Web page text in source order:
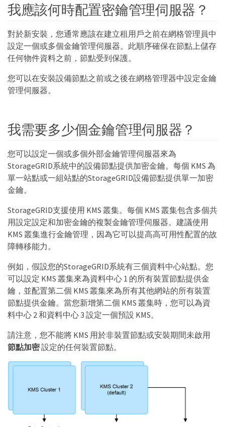
我應該何時配置密鑰管理伺服器？
對於新安裝，您通常應該在建立租用戶之前在網格管理員中
設定一個或多個金鑰管理伺服器。此順序確保在節點上儲存
任何物件資料之前，節點受到保護。
您可以在安裝設備節點之前或之後在網格管理器中設定金鑰
管理伺服器。
我需要多少個金鑰管理伺服器？
您可以設定一個或多個外部金鑰管理伺服器來為
StorageGRID系統中的設備節點提供加密金鑰。每個 KMS 為
單一站點或一組站點的StorageGRID設備節點提供單一加密
金鑰。
StorageGRID支援使用 KMS 叢集。每個 KMS 叢集包含多個共
用設定設定和加密金鑰的複製金鑰管理伺服器。建議使用
KMS 叢集進行金鑰管理，因為它可以提高高可用性配置的故
障轉移能力。
例如，假設您的StorageGRID系統有三個資料中心站點。您
可以設定 KMS 叢集來為資料中心 1 的所有裝置節點提供金
鑰，並配置第二個 KMS 叢集來為所有其他網站的所有裝置
節點提供金鑰。當您新增第二個 KMS 叢集時，您可以為資
料中心 2 和資料中心 3 設定一個預設 KMS。
請注意，您不能將 KMS 用於非裝置節點或安裝期間未啟用
節點加密設定的任何裝置節點。